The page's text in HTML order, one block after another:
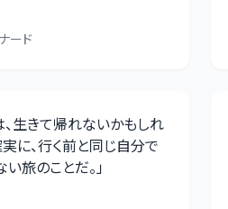
ード
生きて帰れないかもしれ
に、行く前と同じ自分で
旅のことだ。」